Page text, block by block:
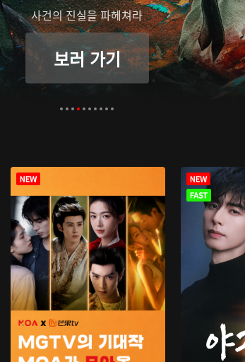
사건의 진실을 파헤쳐라
보러 가기